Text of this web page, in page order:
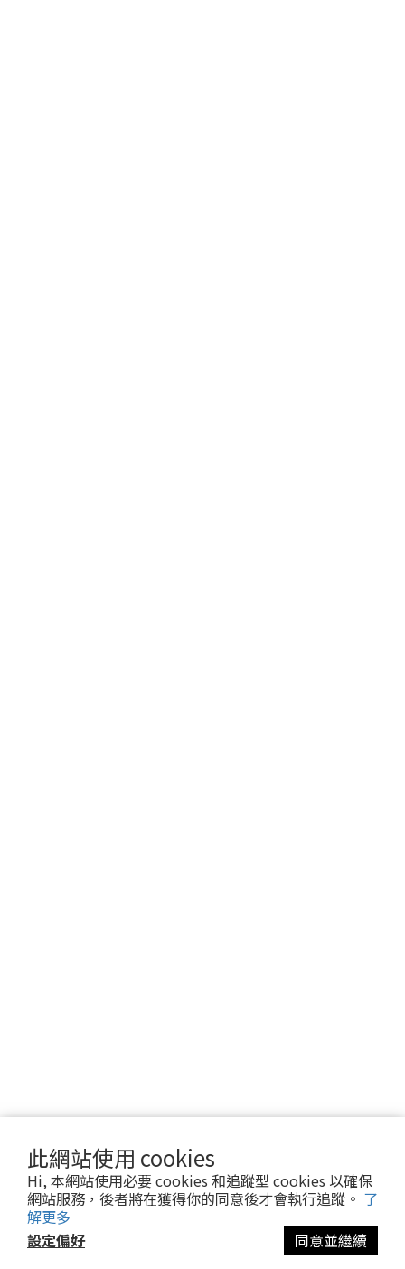
此網站使用 cookies
Hi, 本網站使用必要 cookies 和追蹤型 cookies 以確保
網站服務，後者將在獲得你的同意後才會執行追蹤。 了
解更多
設定偏好
同意並繼續
立即購買